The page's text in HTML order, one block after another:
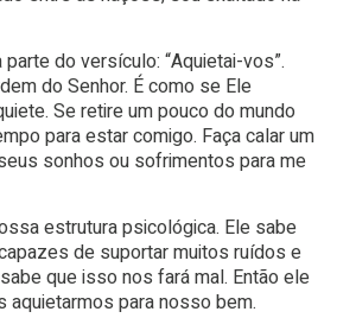
do versículo: “Aquietai-vos”.
do Senhor. É como se Ele
Se retire um pouco do mundo
para estar comigo. Faça calar um
sonhos ou sofrimentos para me
estrutura psicológica. Ele sabe
de suportar muitos ruídos e
que isso nos fará mal. Então ele
aquietarmos para nosso bem.